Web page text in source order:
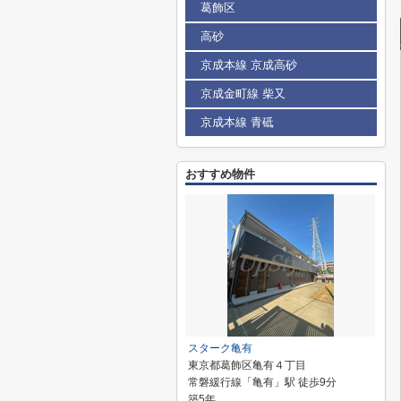
葛飾区
高砂
京成本線 京成高砂
京成金町線 柴又
京成本線 青砥
おすすめ物件
スターク亀有
東京都葛飾区亀有４丁目
常磐緩行線「亀有」駅 徒歩9分